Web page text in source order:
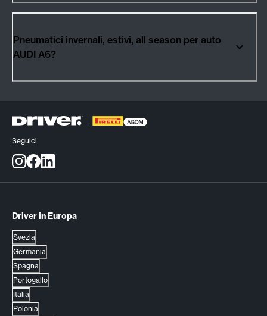
Pneumatici invernali, estivi, all season per auto
AUDI A6?
Seguici
Driver in Europa
Svezia
Germania
Spagna
Portogallo
Italia
Polonia